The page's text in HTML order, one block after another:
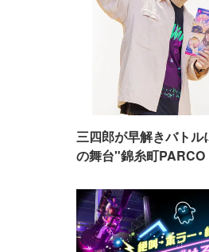
三四郎が早解きバト
の舞台"錦糸町PARCO